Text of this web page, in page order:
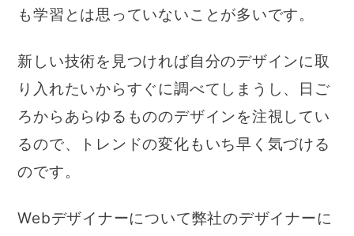
も学習とは思っていないことが多いです。
新しい技術を見つければ自分のデザインに取
り入れたいからすぐに調べてしまうし、日ご
ろからあらゆるもののデザインを注視してい
るので、トレンドの変化もいち早く気づける
のです。
Webデザイナーについて弊社のデザイナーに